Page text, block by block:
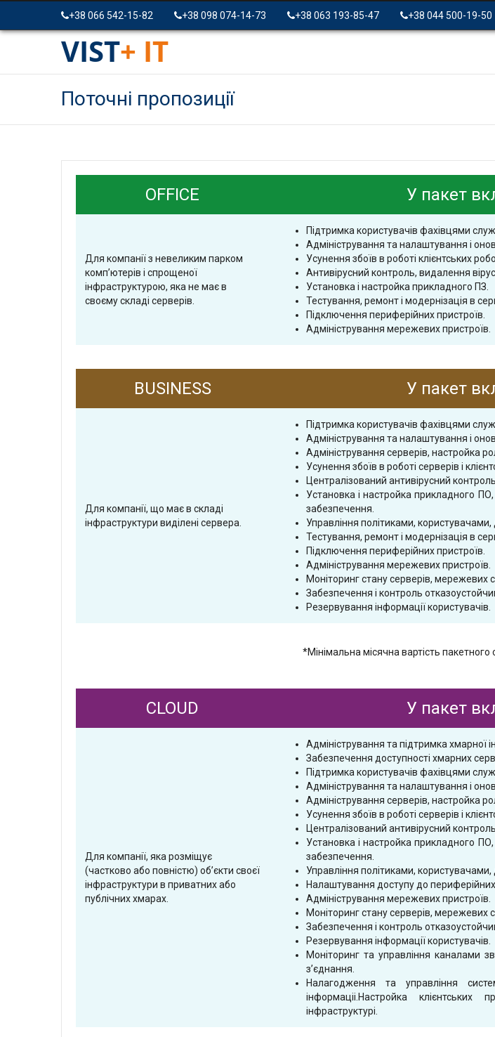
+38 066 542-15-82 +38 098 074-14-73 +38 063 193-85-47 +38 044 500-19-50
VIST+ IT
Поточні пропозиції
OFFICE У пакет
Для компанії з невеликим парком
комп’ютерів і спрощеної
інфраструктурою, яка не має в
своєму складі серверів.
Підтримка користувачів фахівцями
Адміністрування та налаштування і
Усунення збоїв в роботі клієнтських
Антивірусний контроль, видалення
Установка і настройка прикладного ПЗ.
Тестування, ремонт і модернізація в
Підключення периферійних пристроїв.
Адміністрування мережевих пристроїв.
BUSINESS У пакет
Для компанії, що має в складі
інфраструктури виділені сервера.
Підтримка користувачів фахівцями
Адміністрування та налаштування і
Адміністрування серверів, настройка
Усунення збоїв в роботі серверів і
Централізований антивірусний
Установка і настройка прикладного
забезпечення.
Управління політиками,
Тестування, ремонт і модернізація в
Підключення периферійних пристроїв.
Адміністрування мережевих пристроїв.
Моніторинг стану серверів, мережевих
Забезпечення і контроль
Резервування інформації користувачів.
*Мінімальна місячна вартість пакетного
CLOUD У пакет
Для компанії, яка розміщує
(частково або повністю) об’єкти своєї
інфраструктури в приватних або
публічних хмарах.
Адміністрування та підтримка хмарної
Забезпечення доступності хмарних
Підтримка користувачів фахівцями
Адміністрування та налаштування і
Адміністрування серверів, настройка
Усунення збоїв в роботі серверів і
Централізований антивірусний
Установка і настройка прикладного
забезпечення.
Управління політиками,
Налаштування доступу до периферійних
Адміністрування мережевих пристроїв.
Моніторинг стану серверів, мережевих
Забезпечення і контроль
Резервування інформації користувачів.
Моніторинг та управління каналами
з’єднання.
Налагодження та управління
інформаціі.Настройка
інфраструктурі.